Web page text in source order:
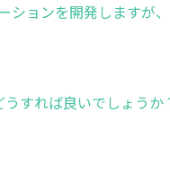
ションを開発しますが
すれば良いでしょうか